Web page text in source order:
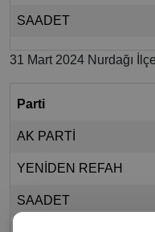
SAADET
31 Mart 2024 Nurdağı
Parti
AK PARTİ
YENİDEN REFAH
SAADET